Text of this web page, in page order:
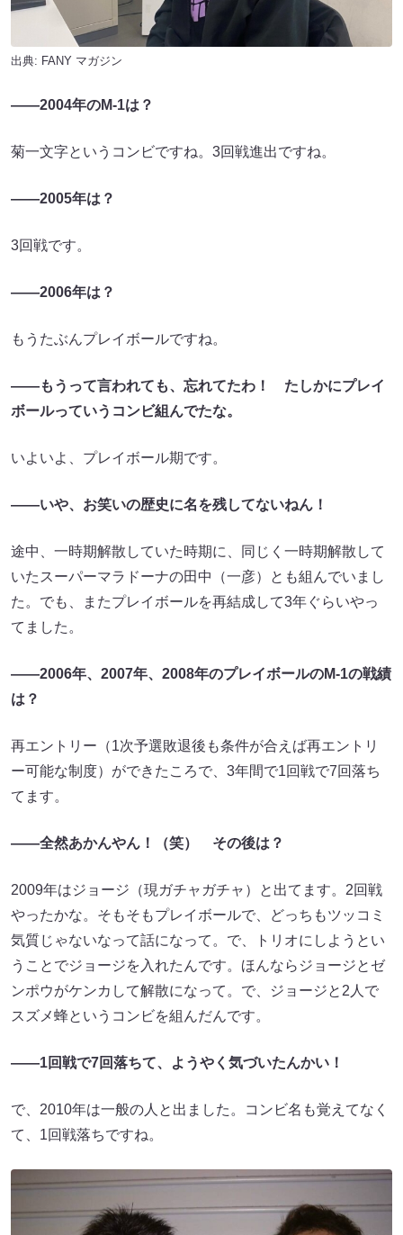
出典: FANY マガジン
――2004年のM-1は？
菊一文字というコンビですね。3回戦進出ですね。
――2005年は？
3回戦です。
――2006年は？
もうたぶんプレイボールですね。
――もうって言われても、忘れてたわ！ たしかにプレイ
ボールっていうコンビ組んでたな。
いよいよ、プレイボール期です。
――いや、お笑いの歴史に名を残してないねん！
途中、一時期解散していた時期に、同じく一時期解散して
いたスーパーマラドーナの田中（一彦）とも組んでいまし
た。でも、またプレイボールを再結成して3年ぐらいやっ
てました。
――2006年、2007年、2008年のプレイボールのM-1の戦績
は？
再エントリー（1次予選敗退後も条件が合えば再エントリ
ー可能な制度）ができたころで、3年間で1回戦で7回落ち
てます。
――全然あかんやん！（笑） その後は？
2009年はジョージ（現ガチャガチャ）と出てます。2回戦
やったかな。そもそもプレイボールで、どっちもツッコミ
気質じゃないなって話になって。で、トリオにしようとい
うことでジョージを入れたんです。ほんならジョージとゼ
ンポウがケンカして解散になって。で、ジョージと2人で
スズメ蜂というコンビを組んだんです。
――1回戦で7回落ちて、ようやく気づいたんかい！
で、2010年は一般の人と出ました。コンビ名も覚えてなく
て、1回戦落ちですね。